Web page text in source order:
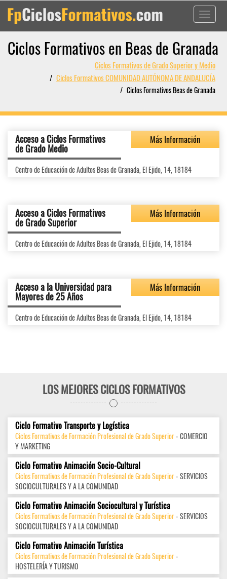
Toggle
Ciclos Formativos en Beas de Granada
Ciclos Formativos de Grado Superior y Medio
Ciclos Formativos COMUNIDAD AUTÓNOMA DE ANDALUCÍA
Ciclos Formativos Beas de Granada
Acceso a Ciclos Formativos
de Grado Medio
Más Información
Centro de Educación de Adultos Beas de Granada, El Ejido, 14, 18184
Acceso a Ciclos Formativos
de Grado Superior
Más Información
Centro de Educación de Adultos Beas de Granada, El Ejido, 14, 18184
Acceso a la Universidad para
Mayores de 25 Años
Más Información
Centro de Educación de Adultos Beas de Granada, El Ejido, 14, 18184
LOS MEJORES CICLOS FORMATIVOS
Ciclo Formativo Transporte y Logística
Ciclos Formativos de Formación Profesional de Grado Superior- COMERCIO
Y MARKETING
Ciclo Formativo Animación Socio-Cultural
Ciclos Formativos de Formación Profesional de Grado Superior- SERVICIOS
SOCIOCULTURALES Y A LA COMUNIDAD
Ciclo Formativo Animación Sociocultural y Turística
Ciclos Formativos de Formación Profesional de Grado Superior- SERVICIOS
SOCIOCULTURALES Y A LA COMUNIDAD
Ciclo Formativo Animación Turística
Ciclos Formativos de Formación Profesional de Grado Superior-
HOSTELERÍA Y TURISMO